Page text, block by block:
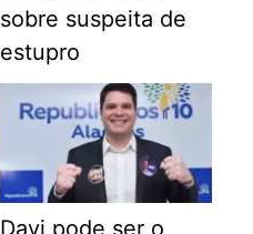
sobre suspeita de
estupro
Davi pode ser o